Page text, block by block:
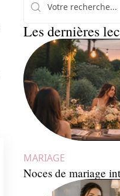
Les dernières
MARIAGE
Noces de mariage